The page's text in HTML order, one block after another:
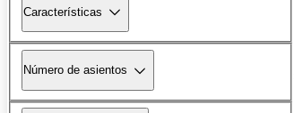
Características
Número de asientos